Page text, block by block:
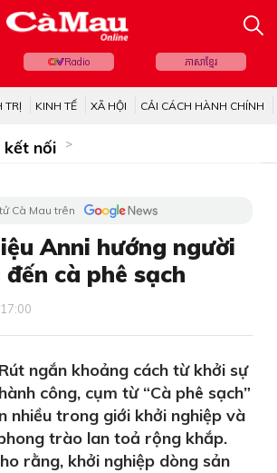
Radio ភាសាខ្មែរ
TRỊ KINH TẾ XÃ HỘI CẢI CÁCH HÀNH CHÍNH
kết nối
Cà Mau trên
Anni hướng người
cà phê sạch
ngắn khoảng cách từ khởi sự
công, cụm từ “Cà phê sạch”
nhiều trong giới khởi nghiệp và
trào lan toả rộng khắp.
rằng, khởi nghiệp dòng sản